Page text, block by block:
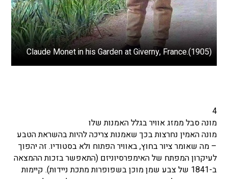
Claude Monet in his Garden at Giverny, France.(1905)
4
מונה סבל ממזג אוויר בגלל האמנות שלו
מונה האמין נחרצות בכך שאמנות צריכה להיות בהשראת הטבע
– מה שאומר ציור בחוץ, באוויר הפתוח ולא בסטודיו. זה יהפוך
לעיקרון המפתח של האימפרסיוניזם (התאפשר בזכות ההמצאה
ב-1841 של צבע שמן מוכן בשפופרות מתכת ניידות). קיימות